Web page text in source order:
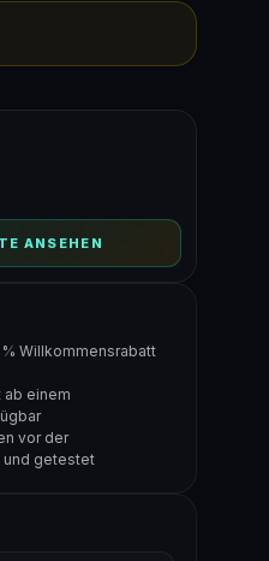
ANSEHEN
Willkommensrabatt
ab einem
vor der
getestet